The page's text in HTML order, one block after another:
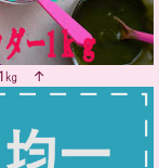
1㎏ ↑